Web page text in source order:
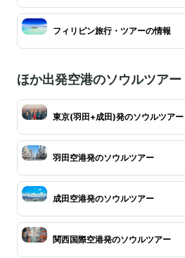
フィリピン旅行・ツアーの情報
ほか出発空港のソウルツアー
東京(羽田+成田)発のソウルツアー
羽田空港発のソウルツアー
成田空港発のソウルツアー
関西国際空港発のソウルツアー